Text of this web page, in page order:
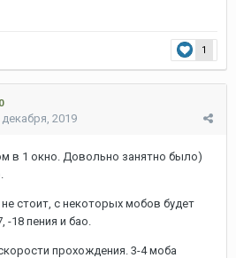
1
декабря, 2019
в 1 окно. Довольно занятно было)
стоит, с некоторых мобов будет
-18 пения и бао.
прохождения. 3-4 моба